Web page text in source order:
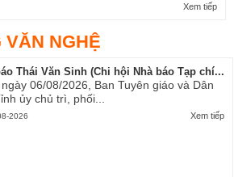
Xem tiếp
NGHỆ
Thái Văn Sinh (Chi hội Nhà báo Tạp chí...
06/08/2026, Ban Tuyên giáo và Dân
ủy chủ trì, phối...
Xem tiếp
2026